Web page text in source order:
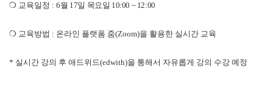
❍ 교육일정 : 6월 17일 목요일 10:00 ~ 12:00
❍ 교육방법 : 온라인 플랫폼 줌(Zoom)을 활용한 실시간 교육
* 실시간 강의 후 애드위드(edwith)을 통해서 자유롭게 강의 수강 예정